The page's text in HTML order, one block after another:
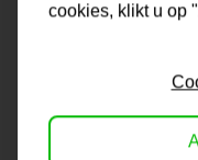
cookies, klikt u op